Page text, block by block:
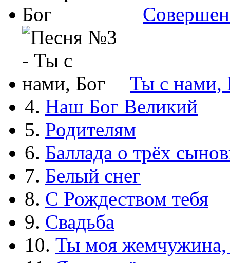
Ты с нами,
4. Наш Бог Великий
5. Родителям
6. Баллада о трёх
7. Белый снег
8. С Рождеством тебя
9. Свадьба
10. Ты моя жемчужина,